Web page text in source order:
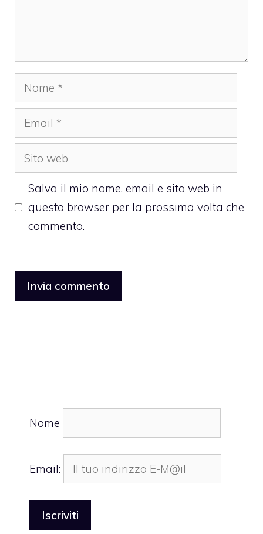
Nome
Email
Sito
web
Salva il mio nome, email e sito web in
questo browser per la prossima volta che
commento.
Nome
Email: